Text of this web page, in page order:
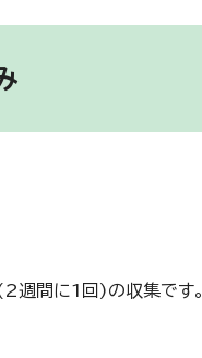
週間に1回)の収集です。